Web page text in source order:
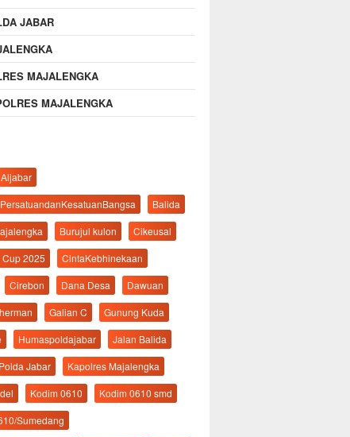
JABAR
MAJALENGKA
MAJALENGKA
Aljabar
Balida
Burujul kulon
Cikeusal
2025
CintaKebhinekaan
Cirebon Dana Desa
Dawuan
Galian C
Gunung Kuda
Humaspoldajabar
Jalan Balida
Jabar
Kapolres Majalengka
Kodim 0610
Kodim 0610 smd
Sumedang